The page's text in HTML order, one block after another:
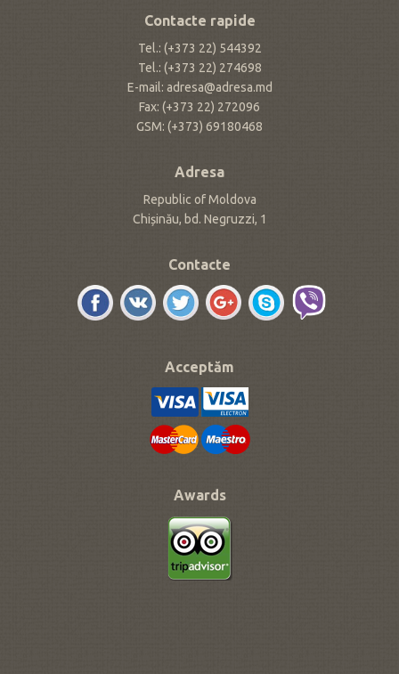
Contacte rapide
Tel.: (+373 22) 544392
Tel.: (+373 22) 274698
E-mail: adresa@adresa.md
Fax: (+373 22) 272096
GSM: (+373) 69180468
Adresa
Republic of Moldova
Chișinău, bd. Negruzzi, 1
Contacte
Acceptăm
Awards